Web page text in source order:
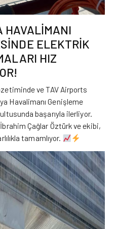
HAVALİMANI
ELEKTRİK
HIZ
ve TAV Airports
Havalimanı Genişleme
başarıyla ilerliyor.
Çağlar Öztürk ve ekibi,
tamamlıyor.